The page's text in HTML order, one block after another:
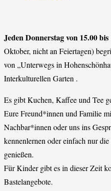
Jeden Donnerstag von 15.00
Oktober, nicht an Feiertagen)
von „Unterwegs in
Interkulturellen Garten .
Es gibt Kuchen, Kaffee und Tee
Eure Freund*innen und Familie
Nachbar*innen oder uns ins
kennenlernen oder einfach nur
genießen.
Für Kinder gibt es in dieser Zeit
Bastelangebote.